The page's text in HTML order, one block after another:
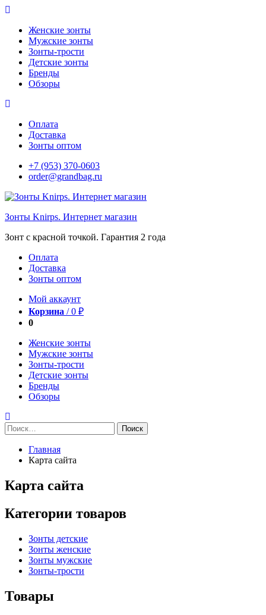
Перейти
содержимому
Женские зонты
Мужские зонты
Зонты-трости
Детские зонты
Бренды
Обзоры
Оплата
Доставка
Зонты оптом
+7 (953) 370-0603
order@grandbag.ru
Зонты Knirps. Интернет магазин
Зoнт с красной точкой. Гарантия 2 года
Оплата
Доставка
Зонты оптом
Мой аккаунт
Корзина /0 ₽
0
Женские зонты
Мужские зонты
Зонты-трости
Детские зонты
Бренды
Обзоры
Найти:
Главная
Карта сайта
Карта сайта
Категории товаров
Зонты детские
Зонты женские
Зонты мужские
Зонты-трости
Товары